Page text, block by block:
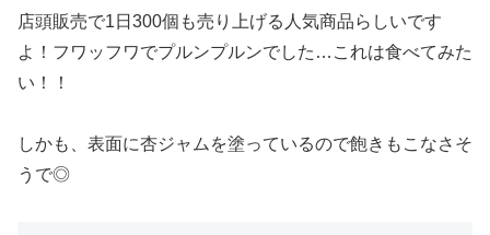
店頭販売で1日300個も売り上げる人気商品らしいです
よ！フワッフワでプルンプルンでした…これは食べてみた
い！！
しかも、表面に杏ジャムを塗っているので飽きもこなさそ
うで◎